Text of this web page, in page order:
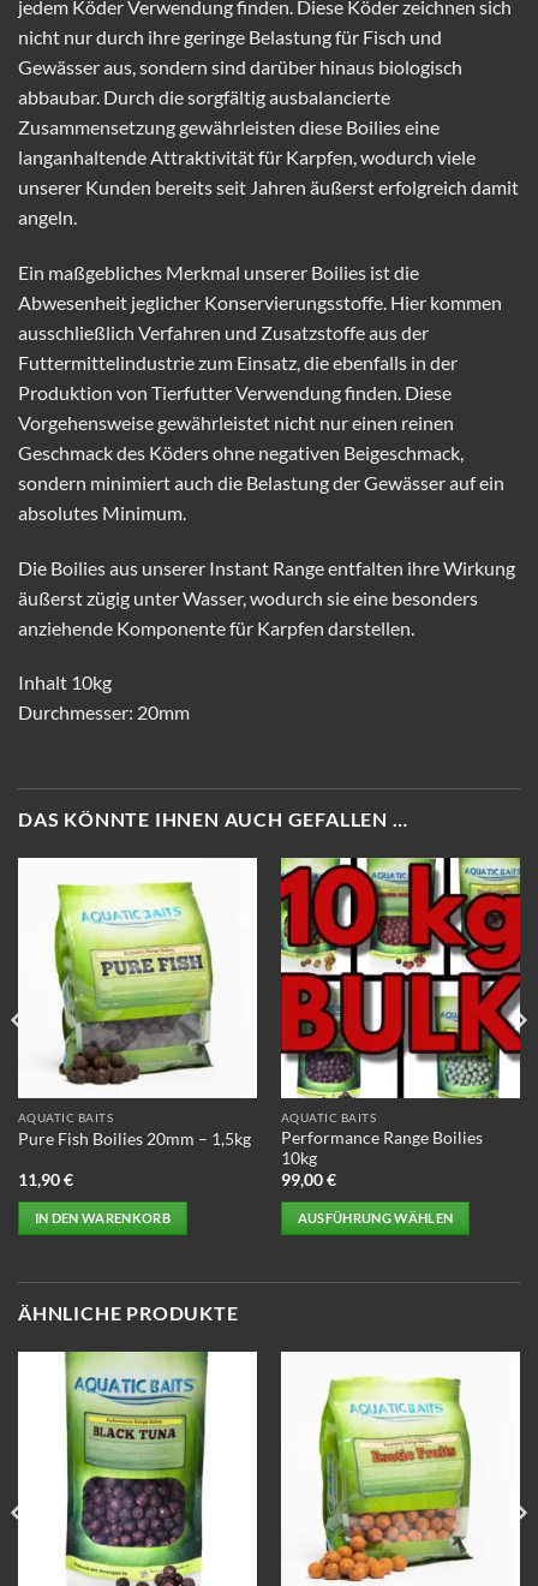
jedem Köder Verwendung finden. Diese Köder zeichnen sich
nicht nur durch ihre geringe Belastung für Fisch und
Gewässer aus, sondern sind darüber hinaus biologisch
abbaubar. Durch die sorgfältig ausbalancierte
Zusammensetzung gewährleisten diese Boilies eine
langanhaltende Attraktivität für Karpfen, wodurch viele
unserer Kunden bereits seit Jahren äußerst erfolgreich damit
angeln.
Ein maßgebliches Merkmal unserer Boilies ist die
Abwesenheit jeglicher Konservierungsstoffe. Hier kommen
ausschließlich Verfahren und Zusatzstoffe aus der
Futtermittelindustrie zum Einsatz, die ebenfalls in der
Produktion von Tierfutter Verwendung finden. Diese
Vorgehensweise gewährleistet nicht nur einen reinen
Geschmack des Köders ohne negativen Beigeschmack,
sondern minimiert auch die Belastung der Gewässer auf ein
absolutes Minimum.
Die Boilies aus unserer Instant Range entfalten ihre Wirkung
äußerst zügig unter Wasser, wodurch sie eine besonders
anziehende Komponente für Karpfen darstellen.
Inhalt 10kg
Durchmesser: 20mm
DAS KÖNNTE IHNEN AUCH GEFALLEN …
AQUATIC BAITS
Pure Fish Boilies 20mm – 1,5kg
11,90€
IN DEN WARENKORB
AQUATIC BAITS
Performance Range Boilies
10kg
99,00€
AUSFÜHRUNG WÄHLEN
Optionen
können
Produktseite
gewählt
werden
ÄHNLICHE PRODUKTE